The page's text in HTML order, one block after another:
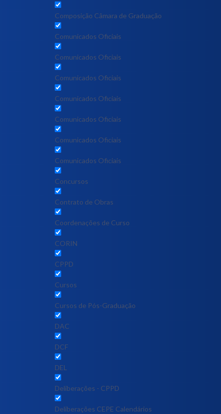
Composição Câmara de Graduação
Comunicados Oficiais
Comunicados Oficiais
Comunicados Oficiais
Comunicados Oficiais
Comunicados Oficiais
Comunicados Oficiais
Comunicados Oficiais
Concursos
Contrato de Obras
Coordenações de Curso
CORIN
CPPD
Cursos
Cursos de Pós-Graduação
DAC
DCF
DEL
Deliberações - CPPD
Deliberações CEPE Calendários